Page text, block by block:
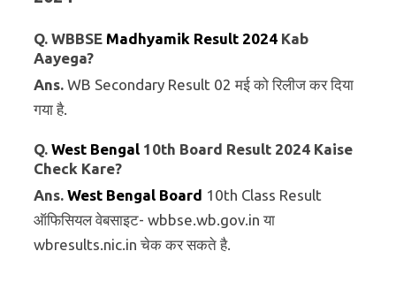
Q. WBBSE Madhyamik Result 2024 Kab
Aayega?
Ans. WB Secondary Result 02 मई को रिलीज कर दिया
गया है.
Q. West Bengal 10th Board Result 2024 Kaise
Check Kare?
Ans. West Bengal Board 10th Class Result
ऑफिसियल वेबसाइट- wbbse.wb.gov.in या
wbresults.nic.in चेक कर सकते है.